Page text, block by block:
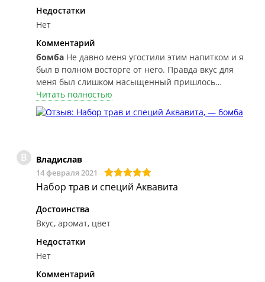
Недостатки
Нет
Комментарий
бомба Не давно меня угостили этим напитком и я
был в полном восторге от него. Правда вкус для
меня был слишком насыщенный пришлось
разбавлять чистым продуктом, вот взял себе
поставлю настаиваться на полтора литра а не
литр как написано на пакете. Посмотрим что
Читать полностью
В Владислав
14 февраля 2021
Набор трав и специй Аквавита
Достоинства
Вкус, аромат, цвет
Недостатки
Нет
Комментарий